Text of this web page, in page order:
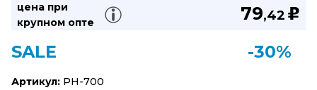
цена при
крупном опте
79,42 u
SALE -30%
Артикул: PH-700